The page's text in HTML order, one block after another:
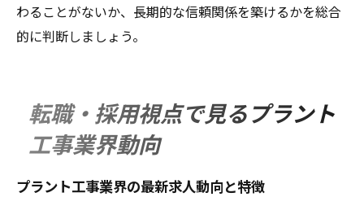
わることがないか、長期的な信頼関係を築けるかを総合
的に判断しましょう。
転職・採用視点で見るプラント
工事業界動向
プラント工事業界の最新求人動向と特徴